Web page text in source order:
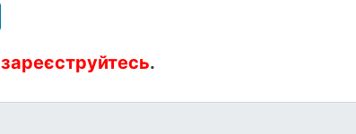
зареєструйтесь.